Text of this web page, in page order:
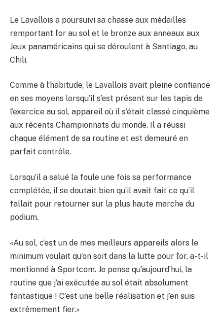
Le Lavallois a poursuivi sa chasse aux médailles
remportant l’or au sol et le bronze aux anneaux aux
Jeux panaméricains qui se déroulent à Santiago, au
Chili.
Comme à l’habitude, le Lavallois avait pleine confiance
en ses moyens lorsqu’il s’est présent sur les tapis de
l’exercice au sol, appareil où il s’était classé cinquième
aux récents Championnats du monde. Il a réussi
chaque élément de sa routine et est demeuré en
parfait contrôle.
Lorsqu’il a salué la foule une fois sa performance
complétée, il se doutait bien qu’il avait fait ce qu’il
fallait pour retourner sur la plus haute marche du
podium.
«Au sol, c’est un de mes meilleurs appareils alors le
minimum voulait qu’on soit dans la lutte pour l’or, a-t-il
mentionné à Sportcom. Je pense qu’aujourd’hui, la
routine que j’ai exécutée au sol était absolument
fantastique ! C’est une belle réalisation et j’en suis
extrêmement fier.»